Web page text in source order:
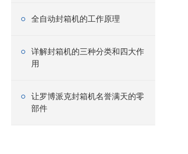
全自动封箱机的工作原理
详解封箱机的三种分类和四大作
用
让罗博派克封箱机名誉满天的零
部件